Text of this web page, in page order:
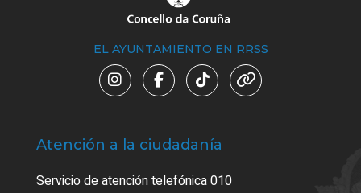
EL AYUNTAMIENTO EN RRSS
Atención a la ciudadanía
Servicio de atención telefónica 010